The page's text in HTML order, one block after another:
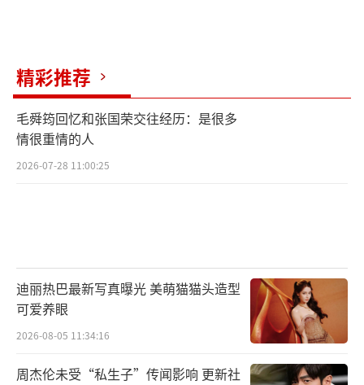
精彩推荐
毛舜筠回忆和张国荣交往经历：是很多
情很重情的人
2026-07-28 11:00:25
迪丽热巴最新写真曝光 美萌猫猫头造型
可爱养眼
2026-08-05 11:34:16
周杰伦未受“私生子”传闻影响 更新社